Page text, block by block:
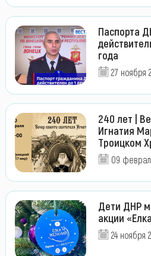
Паспорта
года
27 ноября
240 лет |
Игнатия
Троицком
09
Дети ДНР
акции
24 ноября